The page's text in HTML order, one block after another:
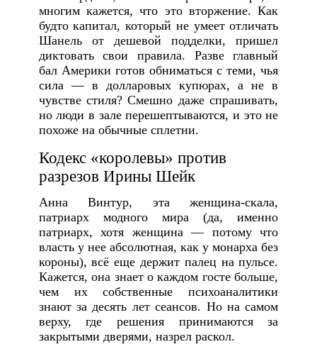
многим кажется, что это вторжение. Как
будто капитал, который не умеет отличать
Шанель от дешевой подделки, пришел
диктовать свои правила. Разве главный
бал Америки готов обниматься с теми, чья
сила — в долларовых купюрах, а не в
чувстве стиля? Смешно даже спрашивать,
но люди в зале перешептываются, и это не
похоже на обычные сплетни.
Кодекс «королевы» против
разрезов Ирины Шейк
Анна Винтур, эта женщина-скала,
патриарх модного мира (да, именно
патриарх, хотя женщина — потому что
власть у нее абсолютная, как у монарха без
короны), всё еще держит палец на пульсе.
Кажется, она знает о каждом госте больше,
чем их собственные психоаналитики
знают за десять лет сеансов. Но на самом
верху, где решения принимаются за
закрытыми дверями, назрел раскол.